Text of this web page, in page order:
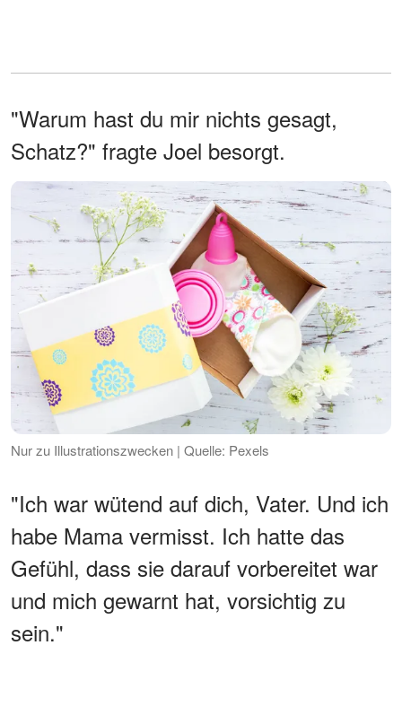
"Warum hast du mir nichts gesagt,
Schatz?" fragte Joel besorgt.
Nur zu Illustrationszwecken | Quelle: Pexels
"Ich war wütend auf dich, Vater. Und ich
habe Mama vermisst. Ich hatte das
Gefühl, dass sie darauf vorbereitet war
und mich gewarnt hat, vorsichtig zu
sein."